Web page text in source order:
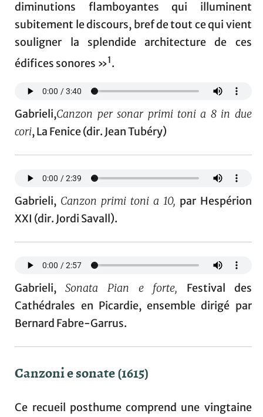
diminutions flamboyantes qui illuminent
subitement le discours, bref de tout ce qui vient
souligner la splendide architecture de ces
édifices sonores »1.
Gabrieli,Canzon per sonar primi toni a 8 in due
cori, La Fenice (dir. Jean Tubéry)
Gabrieli, Canzon primi toni a 10, par Hespérion
XXI (dir. Jordi Savall).
Gabrieli,Sonata Pian e forte, Festival des
Cathédrales en Picardie, ensemble dirigé par
Bernard Fabre-Garrus.
Canzoni e sonate (1615)
Ce recueil posthume comprend une vingtaine